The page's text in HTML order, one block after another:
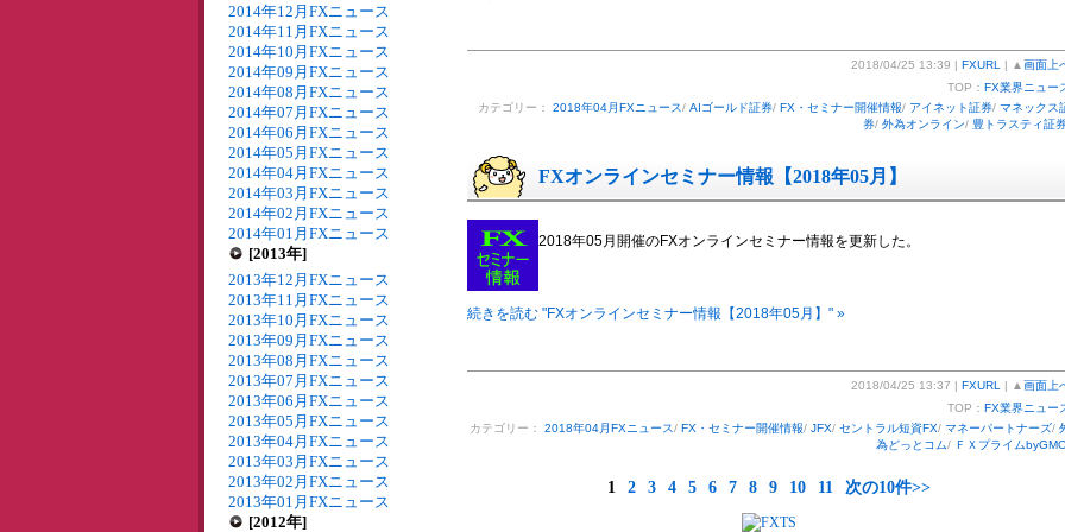
2014年12月FXニュース
2014年11月FXニュース
2014年10月FXニュース
2014年09月FXニュース
2014年08月FXニュース
2014年07月FXニュース
2014年06月FXニュース
2014年05月FXニュース
2014年04月FXニュース
2014年03月FXニュース
2014年02月FXニュース
2014年01月FXニュース
[2013年]
2013年12月FXニュース
2013年11月FXニュース
2013年10月FXニュース
2013年09月FXニュース
2013年08月FXニュース
2013年07月FXニュース
2013年06月FXニュース
2013年05月FXニュース
2013年04月FXニュース
2013年03月FXニュース
2013年02月FXニュース
2013年01月FXニュース
[2012年]
2018/04/25 13:39 | FXURL | ▲ 画面上
TOP： FX業界ニュー
カテゴリー： 2018年04月FXニュース/ AIゴールド証券/ FX・セミナー開催情報/ アイネット証券/ マネックス
券/ 外為オンライン/ 豊トラスティ証
FXオンラインセミナー情報【2018年05月】
2018年05月開催のFXオンラインセミナー情報を更新した。
続きを読む "FXオンラインセミナー情報【2018年05月】" »
2018/04/25 13:37 | FXURL | ▲ 画面上
TOP： FX業界ニュー
カテゴリー： 2018年04月FXニュース/ FX・セミナー開催情報/ JFX/ セントラル短資FX/ マネーパートナーズ/
為どっとコム/ ＦＸプライム
1 2 3 4 5 6 7 8 9 10 11 次の10件>>